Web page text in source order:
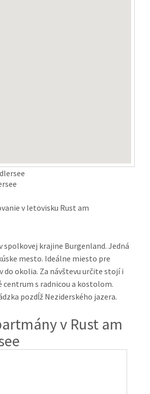
v letovisku Rust am
spolkovej krajine Burgenland. Jedná
mesto. Ideálne miesto pre
do okolia. Za návštevu určite stojí i
s radnicou a kostolom.
pozdĺž Neziderského jazera.
v Rust am